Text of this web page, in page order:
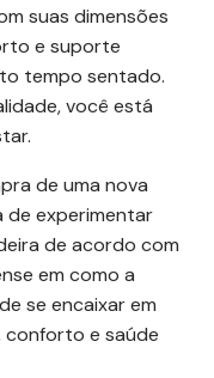
suas dimensões
e suporte
tempo sentado.
você está
de uma nova
de experimentar
de acordo com
em como a
se encaixar em
conforto e saúde